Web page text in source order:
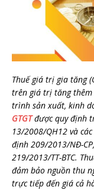
Thuế giá trị gia tăng
trên giá trị tăng thêm
trình sản xuất, kinh
GTGTđược quy định
13/2008/QH12 và
định 209/2013/NĐ-
219/2013/TT-BTC.
đảm bảo nguồn thu
trực tiếp đến giá cả